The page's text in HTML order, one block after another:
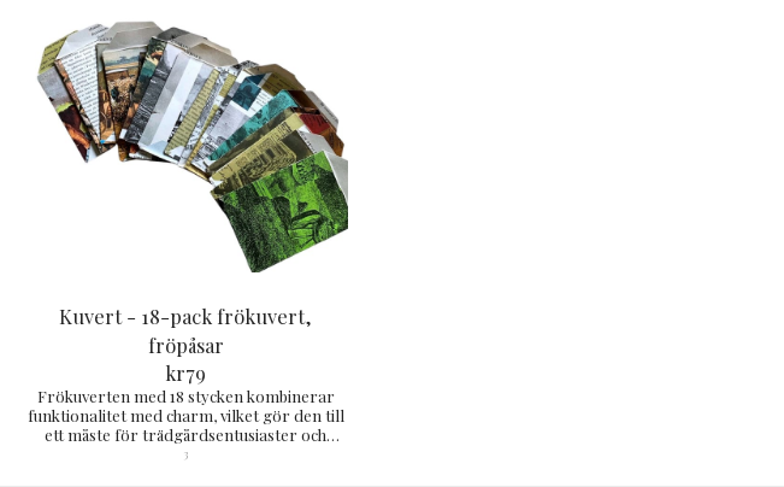
Kuvert - 18-pack frökuvert,
fröpåsar
kr79
Frökuverten med 18 stycken kombinerar
funktionalitet med charm, vilket gör den till
ett måste för trädgårdsentusiaster och
omtänksamma presenter.
3